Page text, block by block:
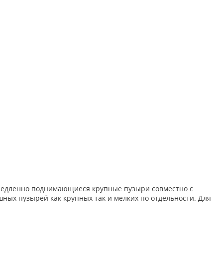
поднимающиеся крупные пузыри совместно с
пузырей как крупных так и мелких по отдельности. Для